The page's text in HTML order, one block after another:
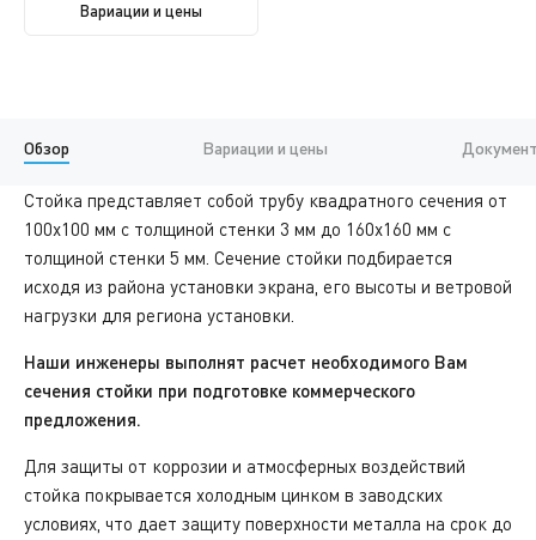
Вариации и цены
Обзор Вариации и цены
Стойка представляет собой трубу квадратного сечения от
100х100 мм с толщиной стенки 3 мм до 160х160 мм с
толщиной стенки 5 мм. Сечение стойки подбирается
исходя из района установки экрана, его высоты и ветровой
нагрузки для региона установки.
Наши инженеры выполнят расчет необходимого Вам
сечения стойки при подготовке коммерческого
предложения.
Для защиты от коррозии и атмосферных воздействий
стойка покрывается холодным цинком в заводских
условиях, что дает защиту поверхности металла на срок до